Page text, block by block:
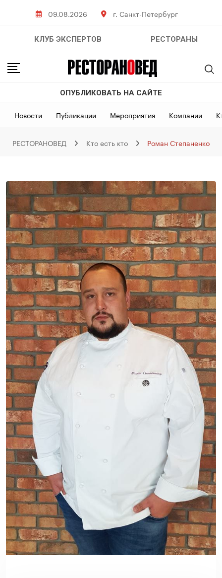
09.08.2026 г. Санкт-Петербург
КЛУБ ЭКСПЕРТОВ РЕСТОРАНЫ
ОПУБЛИКОВАТЬ НА САЙТЕ
Новости Публикации Мероприятия Компании
РЕСТОРАНОВЕД Кто есть кто Роман Степаненко